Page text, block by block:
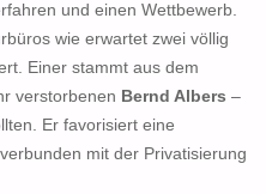
und einen Wettbewerb.
wie erwartet zwei völlig
Einer stammt aus dem
verstorbenen Bernd Albers –
Er favorisiert eine
mit der Privatisierung